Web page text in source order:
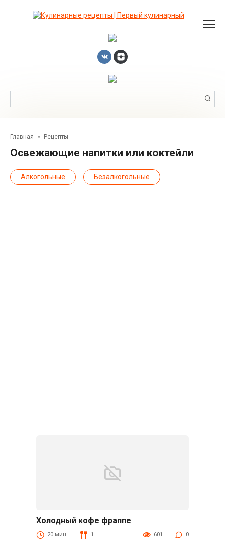
Главная » Рецепты
Освежающие напитки или коктейли
Алкогольные Безалкогольные
Безалкогольные
Холодный кофе фраппе
20 мин. 1 601 0